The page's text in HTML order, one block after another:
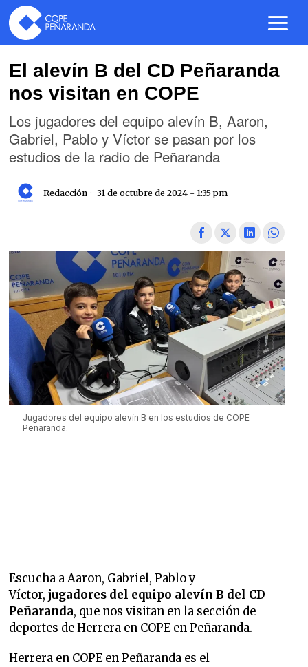
El alevín B del CD Peñaranda
nos visitan en COPE
Los jugadores del equipo alevín B, Aaron,
Gabriel, Pablo y Víctor se pasan por los
estudios de la radio de Peñaranda
Redacción 31 de octubre de 2024 - 1:35 pm
Jugadores del equipo alevín B en los estudios de COPE
Peñaranda.
Escucha a Aaron, Gabriel, Pablo y
Víctor, jugadores del equipo alevín B del CD
Peñaranda, que nos visitan en la sección de
deportes de Herrera en COPE en Peñaranda.
Herrera en COPE en Peñaranda es el